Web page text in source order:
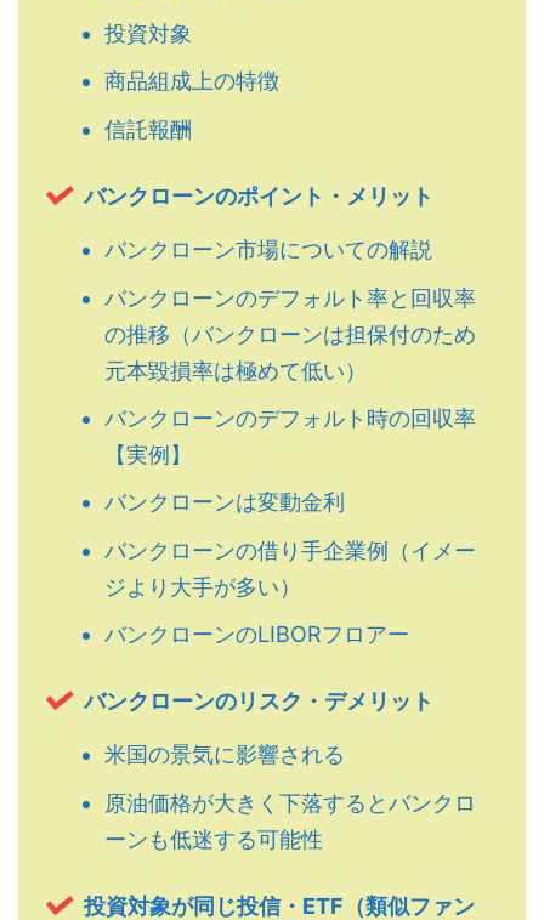
投資対象
商品組成上の特徴
信託報酬
バンクローンのポイント・メリット
バンクローン市場についての解説
バンクローンのデフォルト率と回収率
の推移（バンクローンは担保付のため
元本毀損率は極めて低い）
バンクローンのデフォルト時の回収率
【実例】
バンクローンは変動金利
バンクローンの借り手企業例（イメー
ジより大手が多い）
バンクローンのLIBORフロアー
バンクローンのリスク・デメリット
米国の景気に影響される
原油価格が大きく下落するとバンクロ
ーンも低迷する可能性
投資対象が同じ投信・ETF（類似ファン